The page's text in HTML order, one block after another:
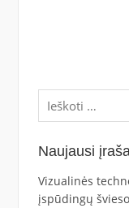
Ieškoti:
Naujausi
Vizualinės
įspūdingų